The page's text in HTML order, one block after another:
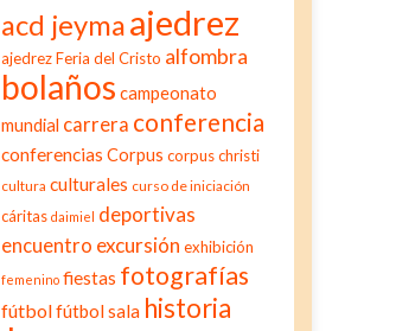
acd jeymaajedrez
ajedrez Feria del Cristo alfombra
bolaños campeonato
mundial carrera conferencia
conferencias Corpus corpus christi
cultura culturales curso de iniciación
cáritas daimiel deportivas
encuentro excursión exhibición
femenino fiestas fotografías
fútbolfútbol sala historia